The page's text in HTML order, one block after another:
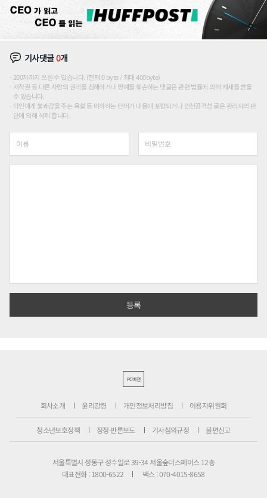
기사댓글0개
200자까지 쓰실 수 있습니다. (현재 0 byte / 최대 400byte)
저작권 등 다른 사람의 권리를 침해하거나 명예를 훼손하는 댓글은 관련 법률에 의해 제재를 받을
수 있습니다.
타인에게 불쾌감을 주는 욕설 등 비하하는 단어가 내용에 포함되거나 인신공격성 글은 관리자의 판
단에 의해 삭제 합니다.
PC버전
회사소개 윤리강령 개인정보처리방침 이용자위원회
청소년보호정책 정정·반론보도 기사심의규정 불편신고
서울특별시 성동구 성수일로 39-34 서울숲더스페이스 12층
대표전화 : 1800-6522
팩스 : 070-4015-8658